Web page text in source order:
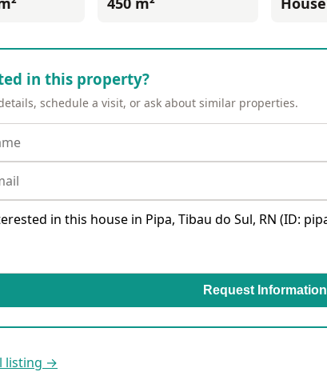
in this property?
schedule a visit, or ask about similar properties.
Request Information
listing →